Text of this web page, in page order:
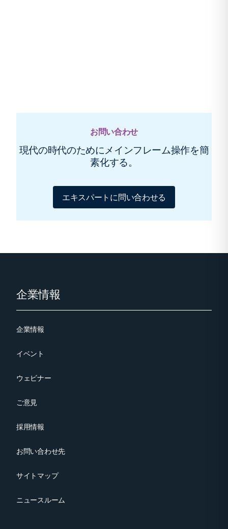
お問い合わせ
現代の時代のためにメインフレーム操作を簡
素化する。
エキスパートに問い合わせる
Footer企業情報
企業情報
イベント
ウェビナー
ご意見
採用情報
お問い合わせ先
サイトマップ
ニュースルーム